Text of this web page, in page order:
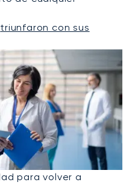
triunfaron con sus
para volver a